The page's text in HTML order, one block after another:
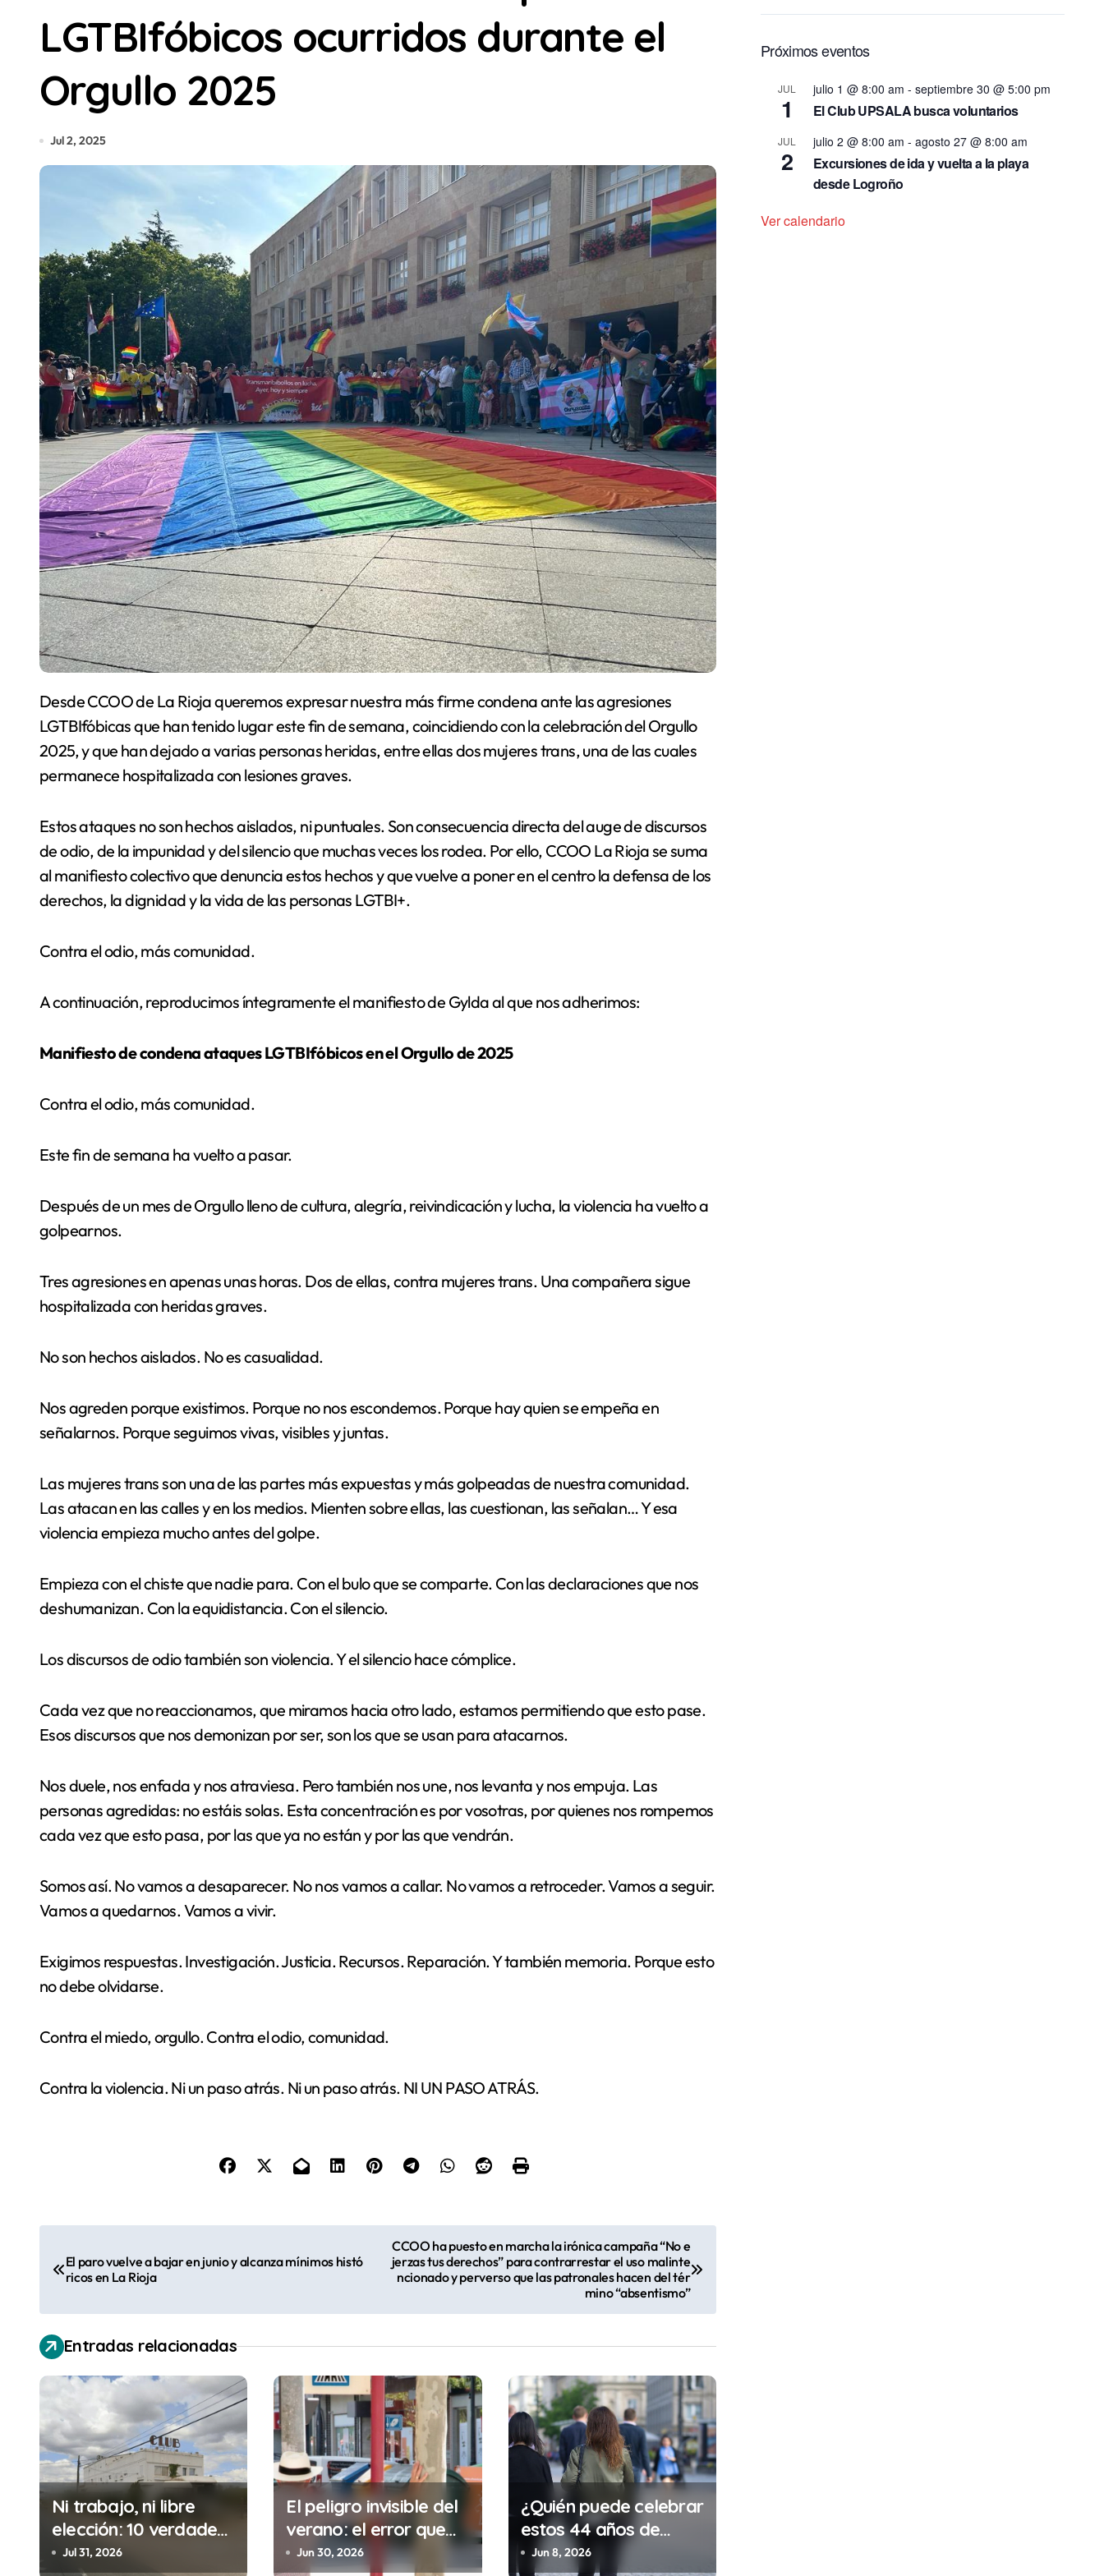
LGTBIfóbicos ocurridos durante el
Orgullo 2025
Jul 2, 2025
Desde CCOO de La Rioja queremos expresar nuestra más firme condena ante las agresiones
LGTBIfóbicas que han tenido lugar este fin de semana, coincidiendo con la celebración del Orgullo
2025, y que han dejado a varias personas heridas, entre ellas dos mujeres trans, una de las cuales
permanece hospitalizada con lesiones graves.
Estos ataques no son hechos aislados, ni puntuales. Son consecuencia directa del auge de discursos
de odio, de la impunidad y del silencio que muchas veces los rodea. Por ello, CCOO La Rioja se suma
al manifiesto colectivo que denuncia estos hechos y que vuelve a poner en el centro la defensa de los
derechos, la dignidad y la vida de las personas LGTBI+.
Contra el odio, más comunidad.
A continuación, reproducimos íntegramente el manifiesto de Gylda al que nos adherimos:
Manifiesto de condena ataques LGTBIfóbicos en el Orgullo de 2025
Contra el odio, más comunidad.
Este fin de semana ha vuelto a pasar.
Después de un mes de Orgullo lleno de cultura, alegría, reivindicación y lucha, la violencia ha vuelto a
golpearnos.
Tres agresiones en apenas unas horas. Dos de ellas, contra mujeres trans. Una compañera sigue
hospitalizada con heridas graves.
No son hechos aislados. No es casualidad.
Nos agreden porque existimos. Porque no nos escondemos. Porque hay quien se empeña en
señalarnos. Porque seguimos vivas, visibles y juntas.
Las mujeres trans son una de las partes más expuestas y más golpeadas de nuestra comunidad.
Las atacan en las calles y en los medios. Mienten sobre ellas, las cuestionan, las señalan… Y esa
violencia empieza mucho antes del golpe.
Empieza con el chiste que nadie para. Con el bulo que se comparte. Con las declaraciones que nos
deshumanizan. Con la equidistancia. Con el silencio.
Los discursos de odio también son violencia. Y el silencio hace cómplice.
Cada vez que no reaccionamos, que miramos hacia otro lado, estamos permitiendo que esto pase.
Esos discursos que nos demonizan por ser, son los que se usan para atacarnos.
Nos duele, nos enfada y nos atraviesa. Pero también nos une, nos levanta y nos empuja. Las
personas agredidas: no estáis solas. Esta concentración es por vosotras, por quienes nos rompemos
cada vez que esto pasa, por las que ya no están y por las que vendrán.
Somos así. No vamos a desaparecer. No nos vamos a callar. No vamos a retroceder. Vamos a seguir.
Vamos a quedarnos. Vamos a vivir.
Exigimos respuestas. Investigación. Justicia. Recursos. Reparación. Y también memoria. Porque esto
no debe olvidarse.
Contra el miedo, orgullo. Contra el odio, comunidad.
Contra la violencia. Ni un paso atrás. Ni un paso atrás. NI UN PASO ATRÁS.
a
v
e
g
c
i
n
El paro vuelve a bajar en junio y alcanza mínimos histó
ricos en La Rioja
CCOO ha puesto en marcha la irónica campaña “No e
jerzas tus derechos” para contrarrestar el uso malinte
ncionado y perverso que las patronales hacen del tér
mino “absentismo”
Entradas relacionadas
Ni trabajo, ni libre
elección: 10 verdades
urgentes sobre la
Jul 31, 2026
El peligro invisible del
verano: el error que
cometes cada 30
Jun 30, 2026
¿Quién puede celebrar
estos 44 años de
autonomía?
Jun 8, 2026
Próximos eventos
JUL
1
julio 1 @ 8:00 am - septiembre 30 @ 5:00 pm
El Club UPSALA busca voluntarios
JUL
2
julio 2 @ 8:00 am - agosto 27 @ 8:00 am
Excursiones de ida y vuelta a la playa
desde Logroño
Ver calendario